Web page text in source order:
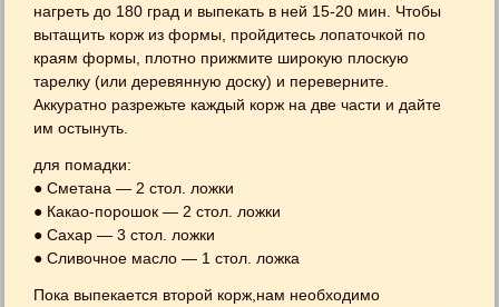
нагреть до 180 град и выпекать в ней 15-20 мин. Чтобы
вытащить корж из формы, пройдитесь лопаточкой по
краям формы, плотно прижмите широкую плоскую
тарелку (или деревянную доску) и переверните.
Аккуратно разрежьте каждый корж на две части и дайте
им остынуть.
для помадки:
● Сметана — 2 стол. ложки
● Какао-порошок — 2 стол. ложки
● Сахар — 3 стол. ложки
● Сливочное масло — 1 стол. ложка
Пока выпекается второй корж,нам необходимо